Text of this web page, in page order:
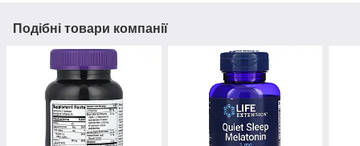
Подібні товари компанії